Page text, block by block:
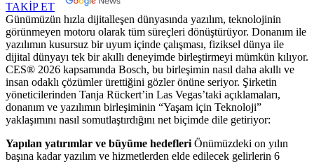
TAKİP ET
Günümüzün hızla dijitalleşen dünyasında yazılım, teknolojinin
görünmeyen motoru olarak tüm süreçleri dönüştürüyor. Donanım ile
yazılımın kusursuz bir uyum içinde çalışması, fiziksel dünya ile
dijital dünyayı tek bir akıllı deneyimde birleştirmeyi mümkün kılıyor.
CES® 2026 kapsamında Bosch, bu birleşimin nasıl daha akıllı ve
insan odaklı çözümler ürettiğini gözler önüne seriyor. Şirketin
yöneticilerinden Tanja Rückert’in Las Vegas’taki açıklamaları,
donanım ve yazılımın birleşiminin “Yaşam için Teknoloji”
yaklaşımını nasıl somutlaştırdığını net biçimde dile getiriyor:
Yapılan yatırımlar ve büyüme hedefleri Önümüzdeki on yılın
başına kadar yazılım ve hizmetlerden elde edilecek gelirlerin 6